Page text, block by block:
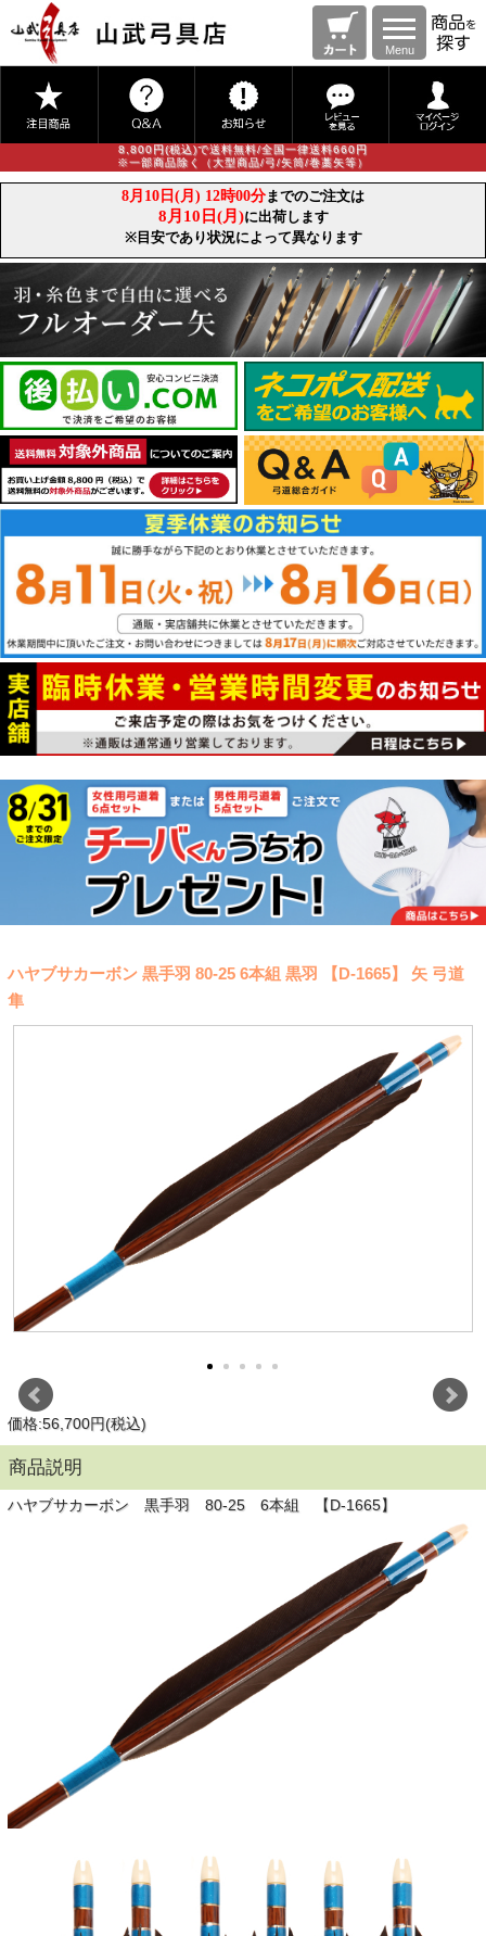
Menu
8,800円(税込)で送料無料/全国一律送料660円
※一部商品除く（大型商品/弓/矢筒/巻藁矢等）
ハヤブサカーボン 黒手羽 80-25 6本組 黒羽 【D-1665】 矢 弓道
隼
価格:56,700円(税込)
商品説明
ハヤブサカーボン 黒手羽 80-25 6本組 【D-1665】